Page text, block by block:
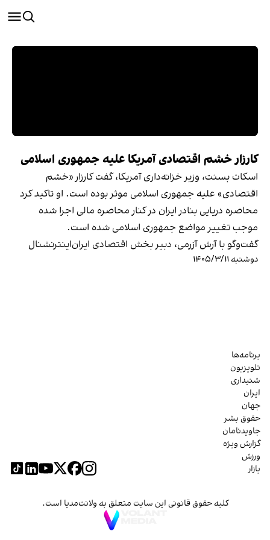
کارزار خشم اقتصادی آمریکا علیه جمهوری اسلامی
اسکات بسنت، وزیر خزانه‌داری آمریکا، گفت کارزار «خشم
اقتصادی» علیه جمهوری اسلامی موثر بوده است. او تاکید کرد
محاصره دریایی بنادر ایران در کنار محاصره مالی اجرا شده
موجب تغییر مواضع جمهوری اسلامی شده است.
گفت‌وگو با آرش آزرمی، دبیر بخش اقتصادی ایران‌اینترنشنال
دوشنبه ۱۴۰۵/۳/۱۱
برنامه‌ها
تلویزیون
شنیداری
ایران
جهان
حقوق بشر
جاویدنامان
گزارش ویژه
ورزش
بازار
کلیه حقوق قانونی این سایت متعلق به ولانت‌مدیا است.